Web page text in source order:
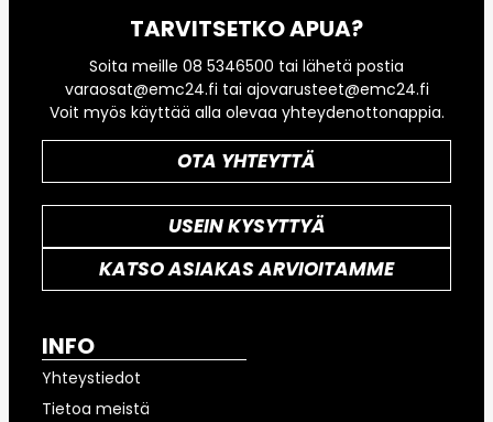
TARVITSETKO APUA?
Soita meille 08 5346500 tai lähetä postia
varaosat@emc24.fi tai ajovarusteet@emc24.fi
Voit myös käyttää alla olevaa yhteydenottonappia.
OTA YHTEYTTÄ
USEIN KYSYTTYÄ
KATSO ASIAKAS ARVIOITAMME
INFO
Yhteystiedot
Tietoa meistä